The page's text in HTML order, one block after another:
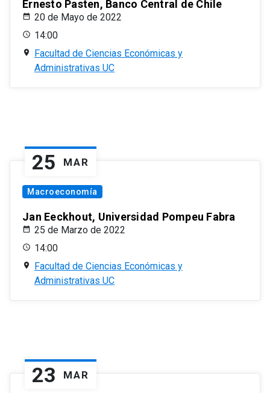
Ernesto Pasten, Banco Central de Chile
20 de Mayo de 2022
14:00
Facultad de Ciencias Económicas y
Administrativas UC
25 MAR
Macroeconomía
Jan Eeckhout, Universidad Pompeu Fabra
25 de Marzo de 2022
14:00
Facultad de Ciencias Económicas y
Administrativas UC
23 MAR